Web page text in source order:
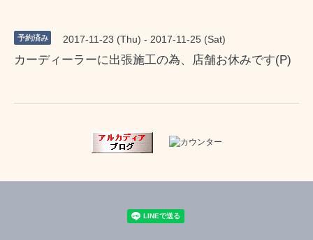
予約済み 2017-11-23 (Thu) - 2017-11-25 (Sat)
カーディーラーに出張施工の為、店舗お休みです(P)